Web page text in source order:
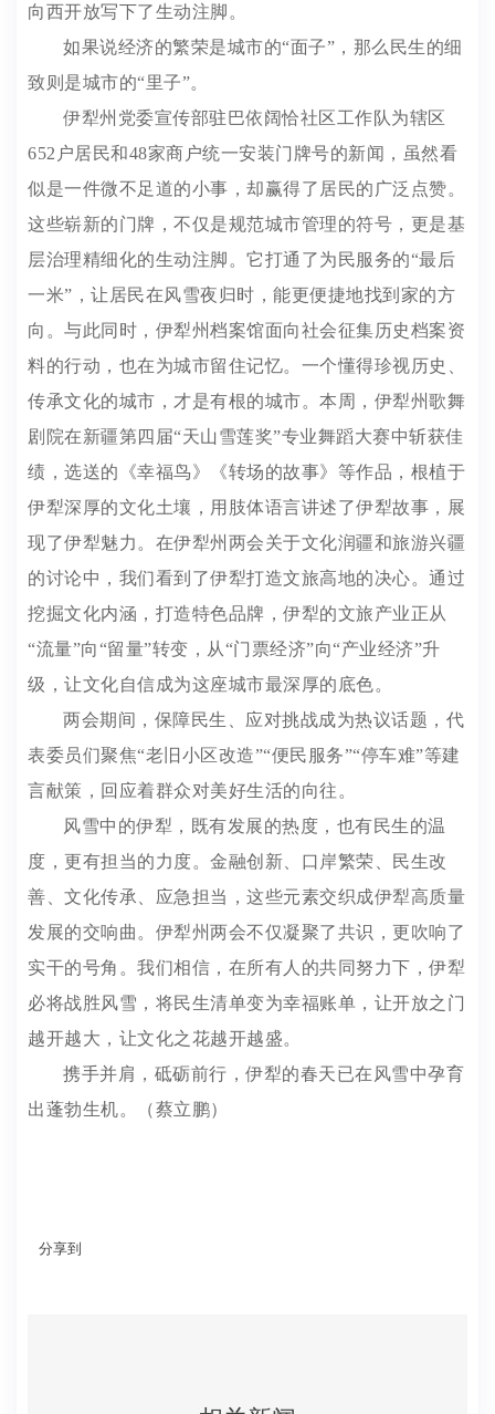
向西开放写下了生动注脚。
如果说经济的繁荣是城市的“面子”，那么民生的细
致则是城市的“里子”。
伊犁州党委宣传部驻巴依阔恰社区工作队为辖区
652户居民和48家商户统一安装门牌号的新闻，虽然看
似是一件微不足道的小事，却赢得了居民的广泛点赞。
这些崭新的门牌，不仅是规范城市管理的符号，更是基
层治理精细化的生动注脚。它打通了为民服务的“最后
一米”，让居民在风雪夜归时，能更便捷地找到家的方
向。与此同时，伊犁州档案馆面向社会征集历史档案资
料的行动，也在为城市留住记忆。一个懂得珍视历史、
传承文化的城市，才是有根的城市。本周，伊犁州歌舞
剧院在新疆第四届“天山雪莲奖”专业舞蹈大赛中斩获佳
绩，选送的《幸福鸟》《转场的故事》等作品，根植于
伊犁深厚的文化土壤，用肢体语言讲述了伊犁故事，展
现了伊犁魅力。在伊犁州两会关于文化润疆和旅游兴疆
的讨论中，我们看到了伊犁打造文旅高地的决心。通过
挖掘文化内涵，打造特色品牌，伊犁的文旅产业正从
“流量”向“留量”转变，从“门票经济”向“产业经济”升
级，让文化自信成为这座城市最深厚的底色。
两会期间，保障民生、应对挑战成为热议话题，代
表委员们聚焦“老旧小区改造”“便民服务”“停车难”等建
言献策，回应着群众对美好生活的向往。
风雪中的伊犁，既有发展的热度，也有民生的温
度，更有担当的力度。金融创新、口岸繁荣、民生改
善、文化传承、应急担当，这些元素交织成伊犁高质量
发展的交响曲。伊犁州两会不仅凝聚了共识，更吹响了
实干的号角。我们相信，在所有人的共同努力下，伊犁
必将战胜风雪，将民生清单变为幸福账单，让开放之门
越开越大，让文化之花越开越盛。
携手并肩，砥砺前行，伊犁的春天已在风雪中孕育
出蓬勃生机。（蔡立鹏）
分享到